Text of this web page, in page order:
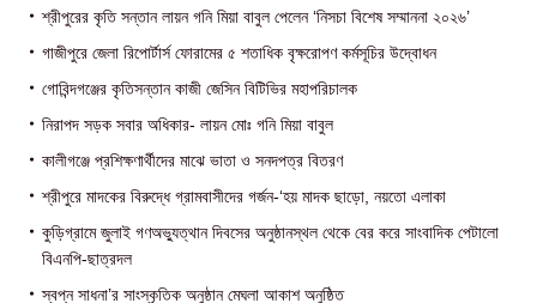
শ্রীপুরের কৃতি সন্তান লায়ন গনি মিয়া বাবুল পেলেন ‘নিসচা বিশেষ সম্মাননা ২০২৬’
গাজীপুরে জেলা রিপোর্টার্স ফোরামের ৫ শতাধিক বৃক্ষরোপণ কর্মসূচির উদ্বোধন
গোবিন্দগঞ্জের কৃতিসন্তান কাজী জেসিন বিটিভির মহাপরিচালক
নিরাপদ সড়ক সবার অধিকার- লায়ন মোঃ গনি মিয়া বাবুল
কালীগঞ্জে প্রশিক্ষণার্থীদের মাঝে ভাতা ও সনদপত্র বিতরণ
শ্রীপুরে মাদকের বিরুদ্ধে গ্রামবাসীদের গর্জন-‘হয় মাদক ছাড়ো, নয়তো এলাকা
কুড়িগ্রামে জুলাই গণঅভ্যুত্থান দিবসের অনুষ্ঠানস্থল থেকে বের করে সাংবাদিক পেটালো
বিএনপি-ছাত্রদল
স্বপ্ন সাধনা’র সাংস্কৃতিক অনুষ্ঠান মেঘলা আকাশ অনুষ্ঠিত